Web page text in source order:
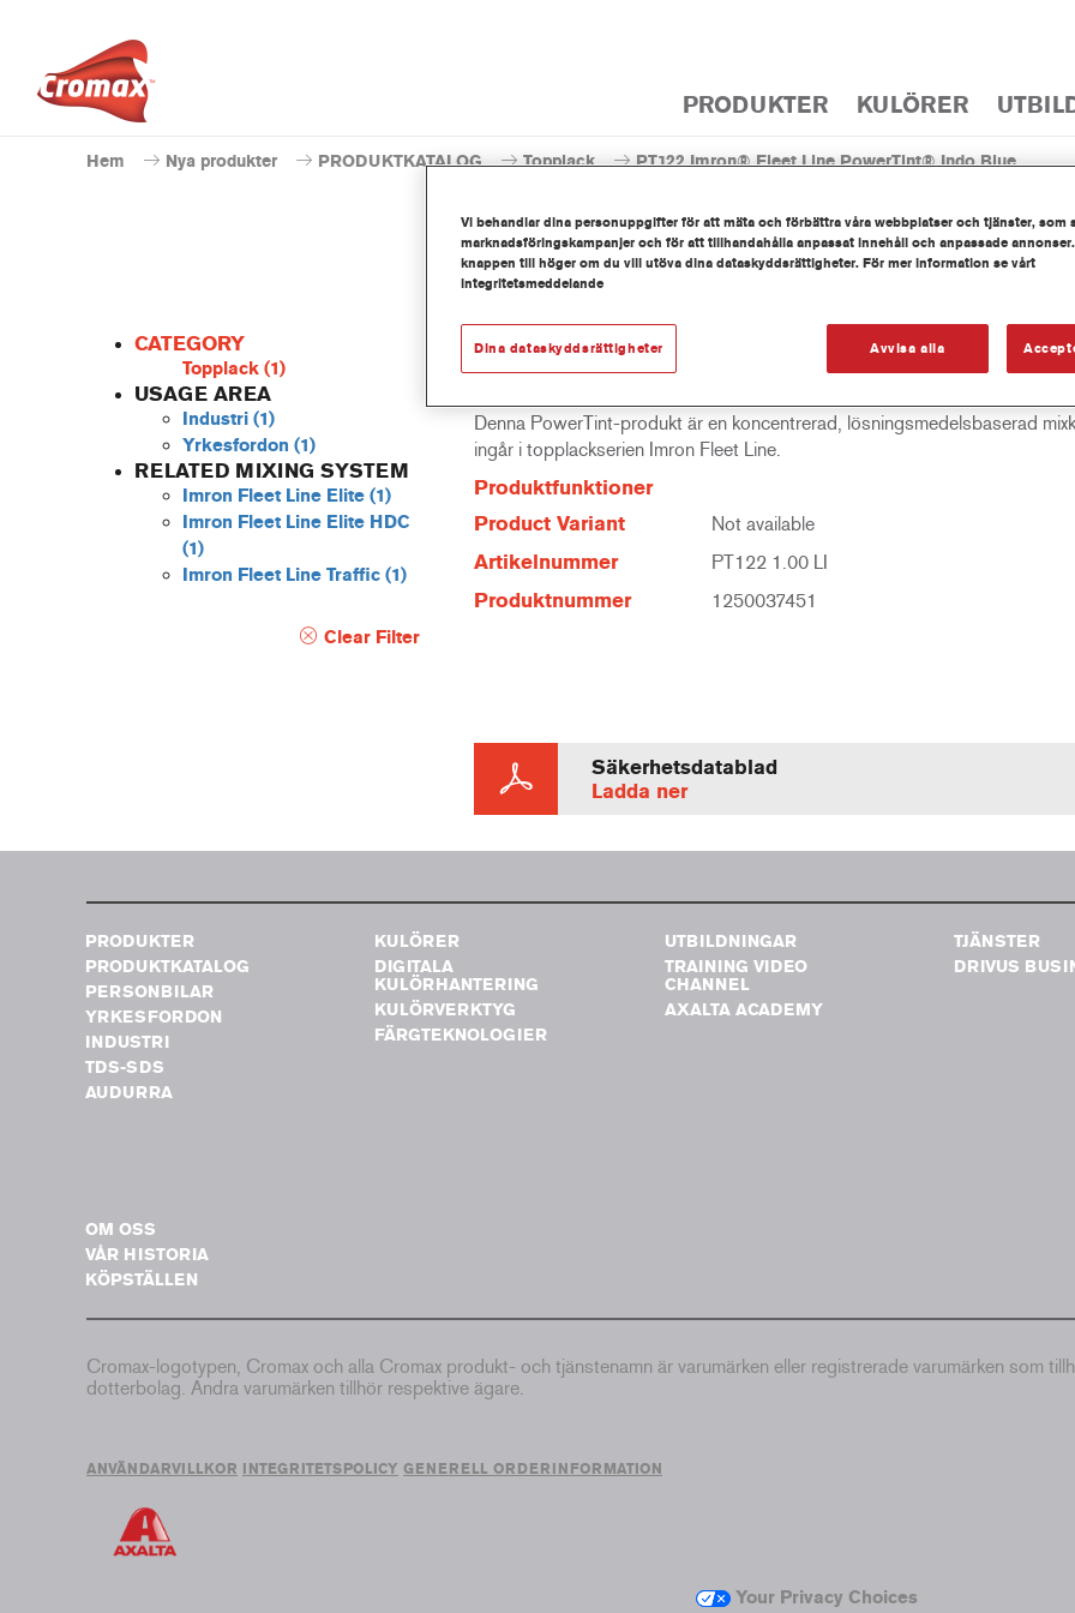
PRODUKTER KULÖRER
Hem Nya produkter PRODUKTKATALOG Topplack PT122 Imron® Fleet Line PowerTint® Indo Blue
CATEGORY
Topplack (1)
USAGE AREA
Industri (1)
Yrkesfordon (1)
RELATED MIXING SYSTEM
Imron Fleet Line Elite (1)
Imron Fleet Line Elite HDC
(1)
Imron Fleet Line Traffic (1)
Clear Filter
PT122 Imron® Fleet Line
Denna PowerTint-produkt är en koncentrerad, lösningsmedelsbaserad
ingår i topplackserien Imron Fleet Line.
Produktfunktioner
Product Variant
Not available
Artikelnummer PT122 1.00 LI
Produktnummer 1250037451
Säkerhetsdatablad
Ladda ner
PRODUKTER
PRODUKTKATALOG
PERSONBILAR
YRKESFORDON
INDUSTRI
TDS-SDS
AUDURRA
KULÖRER
DIGITALA
KULÖRHANTERING
KULÖRVERKTYG
FÄRGTEKNOLOGIER
UTBILDNINGAR
TRAINING VIDEO
CHANNEL
AXALTA ACADEMY
TJÄNSTER
DRIVUS
OM OSS
VÅR HISTORIA
KÖPSTÄLLEN
Cromax-logotypen, Cromax och alla Cromax produkt- och tjänstenamn är varumärken eller registrerade varumärken som
dotterbolag. Andra varumärken tillhör respektive ägare.
ANVÄNDARVILLKOR INTEGRITETSPOLICY GENERELL ORDERINFORMATION
Your Privacy Choices
Vi behandlar dina personuppgifter för att mäta och förbättra våra webbplatser och tjänster, som
marknadsföringskampanjer och för att tillhandahålla anpassat innehåll och anpassade
knappen till höger om du vill utöva dina dataskyddsrättigheter. För mer information se vårt
integritetsmeddelande
Avvisa alla
Dina dataskyddsrättigheter